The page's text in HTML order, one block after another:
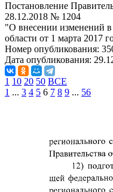
Постановление
28.12.2018 № 1204
"О внесении изменений в
области от 1 марта 2017
Номер опубликования:
Дата опубликования:
1 10 20 50 ВСЕ
1 ... 3 4 5 6 7 8 9 ... 56